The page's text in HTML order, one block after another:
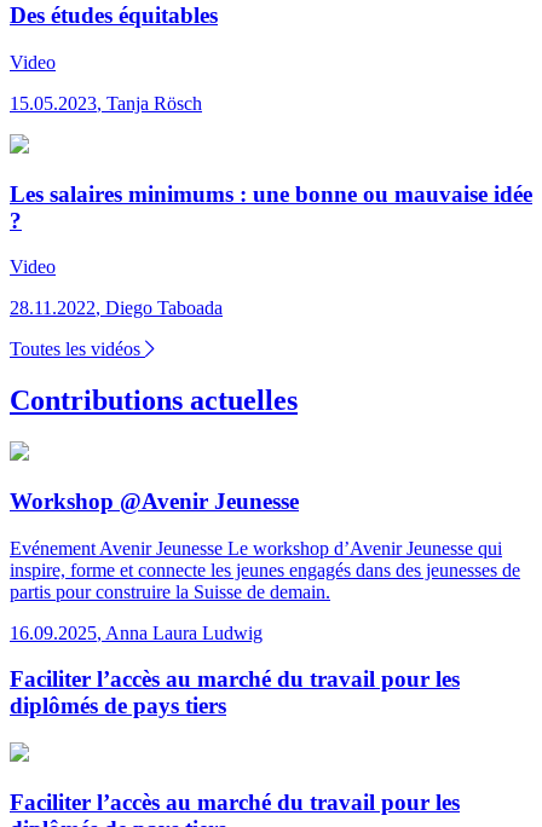
Des études équitables
Video
15.05.2023, Tanja Rösch
Les salaires minimums : une bonne ou mauvaise idée
?
Video
28.11.2022, Diego Taboada
Toutes les vidéos
Contributions actuelles
Workshop @Avenir Jeunesse
Evénement Avenir Jeunesse Le workshop d’Avenir Jeunesse qui
inspire, forme et connecte les jeunes engagés dans des jeunesses de
partis pour construire la Suisse de demain.
16.09.2025, Anna Laura Ludwig
Faciliter l’accès au marché du travail pour les
diplômés de pays tiers
Faciliter l’accès au marché du travail pour les